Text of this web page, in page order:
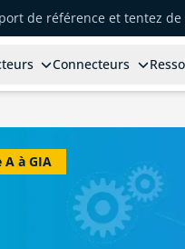
de référence et tentez de
Connecteurs
A à GIA